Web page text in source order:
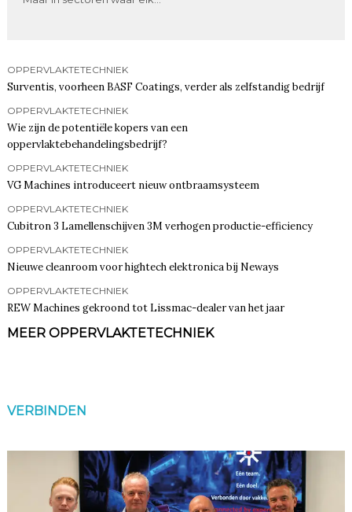
OPPERVLAKTETECHNIEK
Surventis, voorheen BASF Coatings, verder als zelfstandig bedrijf
OPPERVLAKTETECHNIEK
Wie zijn de potentiële kopers van een
oppervlaktebehandelingsbedrijf?
OPPERVLAKTETECHNIEK
VG Machines introduceert nieuw ontbraamsysteem
OPPERVLAKTETECHNIEK
Cubitron 3 Lamellenschijven 3M verhogen productie-efficiency
OPPERVLAKTETECHNIEK
Nieuwe cleanroom voor hightech elektronica bij Neways
OPPERVLAKTETECHNIEK
REW Machines gekroond tot Lissmac-dealer van het jaar
MEER OPPERVLAKTETECHNIEK
VERBINDEN